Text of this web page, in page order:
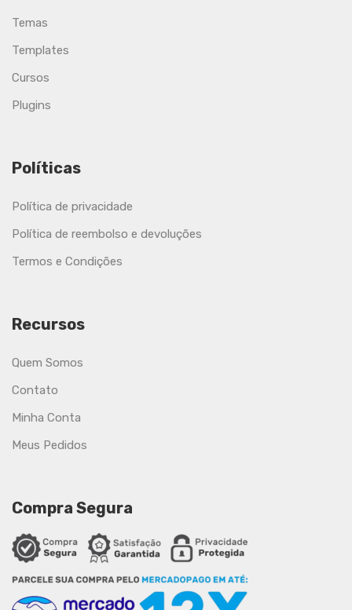
Temas
Templates
Cursos
Plugins
Políticas
Política de privacidade
Política de reembolso e devoluções
Termos e Condições
Recursos
Quem Somos
Contato
Minha Conta
Meus Pedidos
Compra Segura